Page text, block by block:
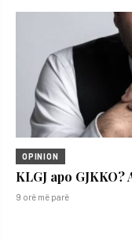
OPINION
KLGJ apo GJKKO?
9 orë më parë